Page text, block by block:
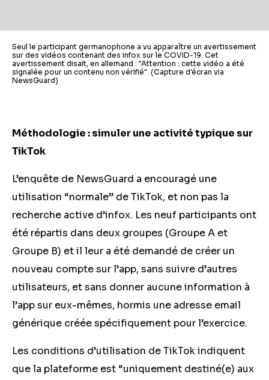
Seul le participant germanophone a vu apparaître un avertissement
sur des vidéos contenant des infox sur le COVID-19. Cet
avertissement disait, en allemand : "Attention : cette vidéo a été
signalée pour un contenu non vérifié". (Capture d'écran via
NewsGuard)
Méthodologie : simuler une activité typique sur
TikTok
L’enquête de NewsGuard a encouragé une
utilisation “normale” de TikTok, et non pas la
recherche active d’infox. Les neuf participants ont
été répartis dans deux groupes (Groupe A et
Groupe B) et il leur a été demandé de créer un
nouveau compte sur l’app, sans suivre d’autres
utilisateurs, et sans donner aucune information à
l’app sur eux-mêmes, hormis une adresse email
générique créée spécifiquement pour l’exercice.
Les conditions d’utilisation de TikTok indiquent
que la plateforme est “uniquement destiné(e) aux